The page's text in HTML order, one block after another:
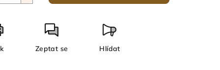
Zeptat se Hlídat